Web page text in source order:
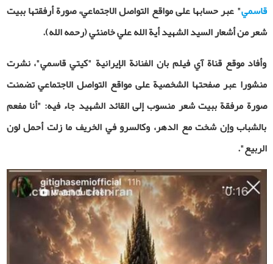
قاسمي" عبر حسابها على مواقع التواصل الاجتماعي، صورة أرفقتها ببيت
شعر من أشعار السيد الشهيد أية الله علي خامنئي (رحمه الله).
وأفاد موقع قناة آي فيلم بان الفنانة الإيرانية "كيتي قاسمي"، نشرت
منشورا عبر صفحتها الشخصية على مواقع التواصل الاجتماعي تضمنت
صورة مرفقة ببيت شعر منسوب إلى القائد الشهيد جاء فيه: "أنا مفعم
بالشباب وإن شخت مع الدهر، وكالسرو في الخريف ما زلت أحمل لون
الربيع".